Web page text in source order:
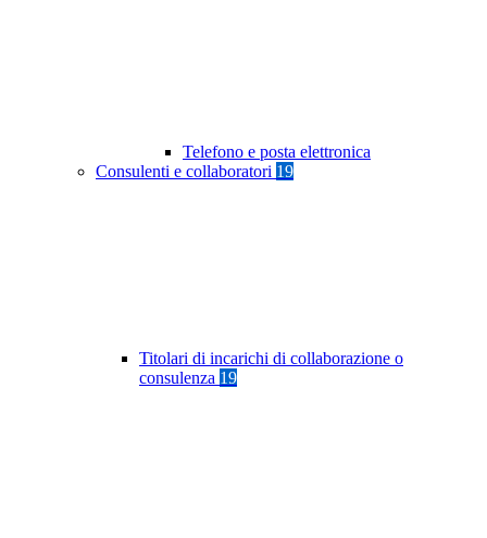
Telefono e posta elettronica
Consulenti e collaboratori 19
Titolari di incarichi di collaborazione o
consulenza 19